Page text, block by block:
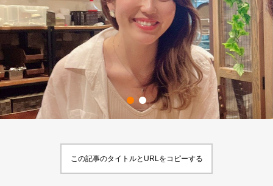
この記事のタイトルとURLをコピーする